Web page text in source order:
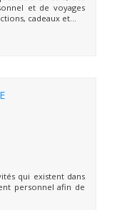
et de voyages
cadeaux et...
qui existent dans
personnel afin de